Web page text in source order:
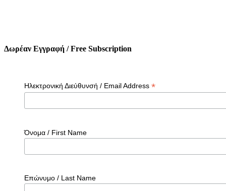
Δωρέαν Εγγραφή / Free Subscription
Ηλεκτρονική Διεύθυνσή / Email Address *
Όνομα / First Name
Επώνυμο / Last Name